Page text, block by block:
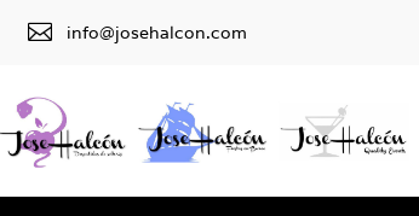
 info@josehalcon.com